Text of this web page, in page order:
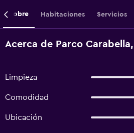
Sobre Habitaciones Servicios
Acerca de Parco
Limpieza
Comodidad
Ubicación